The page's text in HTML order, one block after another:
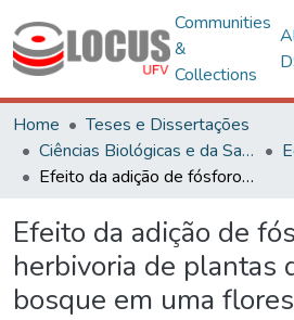
Communities
&
Collections
Home
Teses e Dissertações
Ciências Biológicas e da Saúde
Efeito da adição de fósforo na herbivoria de plantas de sub-bosque em uma floresta amazônica
Efeito da adição de
herbivoria de plantas
bosque em uma